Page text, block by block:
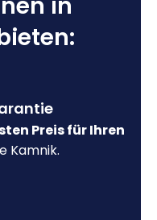
Preis für Ihren
Kamnik.